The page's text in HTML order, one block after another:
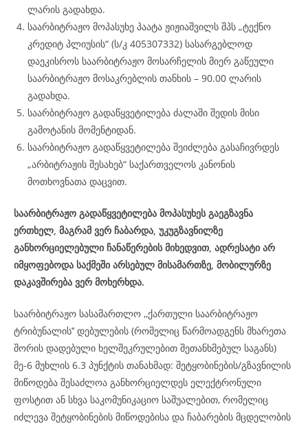
ლარის გადახდა.
საარბიტრაჟო მოპასუხე პაატა ჟიჟიაშვილს შპს „ტექნო
კრედიტ პლიუსის“ (ს/კ 405307332) სასარგებლოდ
დაეკისროს საარბიტრაჟო მოსარჩელის მიერ გაწეული
საარბიტრაჟო მოსაკრებლის თანხის – 90.00 ლარის
გადახდა.
საარბიტრაჟო გადაწყვეტილება ძალაში შედის მისი
გამოტანის მომენტიდან.
საარბიტრაჟო გადაწყვეტილება შეიძლება გასაჩივრდეს
„არბიტრაჟის შესახებ“ საქართველოს კანონის
მოთხოვნათა დაცვით.
საარბიტრაჟო გადაწყვეტილება მოპასუხეს გაეგზავნა
ერთხელ, მაგრამ ვერ ჩაბარდა, უკუგზავნილზე
განხორციელებული ჩანაწერების მიხედვით, ადრესატი არ
იმყოფებოდა საქმეში არსებულ მისამართზე, მობილურზე
დაკავშირება ვერ მოხერხდა.
საარბიტრაჟო სასამართლო ,,ქართული საარბიტრაჟო
ტრიბუნალის’’ დებულების (რომელიც წარმოადგენს მხარეთა
შორის დადებული ხელშეკრულებით შეთანხმებულ საგანს)
მე-6 მუხლის 6.3 პუნქტის თანახმად: შეტყობინების/გზავნილის
მიწოდება შესაძლოა განხორციელდეს ელექტრონული
ფოსტით ან სხვა საკომუნიკაციო საშუალებით, რომელიც
იძლევა შეტყობინების მიწოდებისა და ჩაბარების მცდელობის